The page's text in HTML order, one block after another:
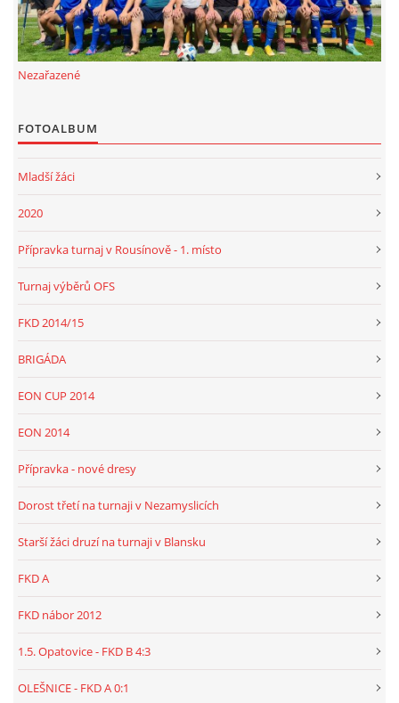
Nezařazené
FOTOALBUM
Mladší žáci
2020
Přípravka turnaj v Rousínově - 1. místo
Turnaj výběrů OFS
FKD 2014/15
BRIGÁDA
EON CUP 2014
EON 2014
Přípravka - nové dresy
Dorost třetí na turnaji v Nezamyslicích
Starší žáci druzí na turnaji v Blansku
FKD A
FKD nábor 2012
1.5. Opatovice - FKD B 4:3
OLEŠNICE - FKD A 0:1